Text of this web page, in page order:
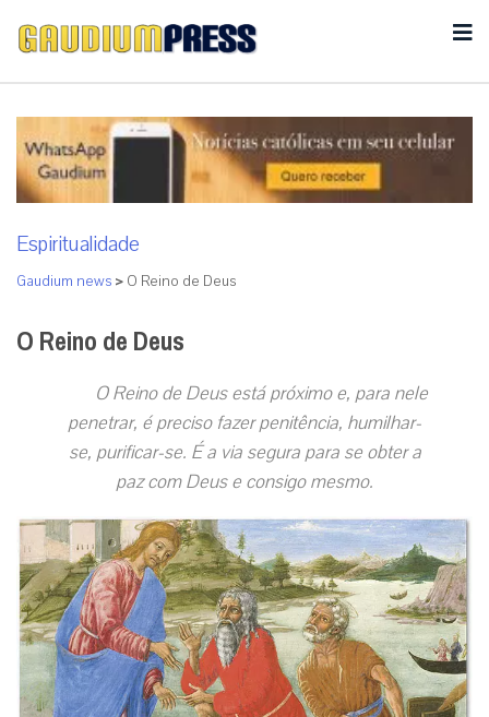
Espiritualidade
Gaudium news > O Reino de Deus
O Reino de Deus
O Reino de Deus está próximo e, para nele
penetrar, é preciso fazer penitência, humilhar-
se, purificar-se. É a via segura para se obter a
paz com Deus e consigo mesmo.